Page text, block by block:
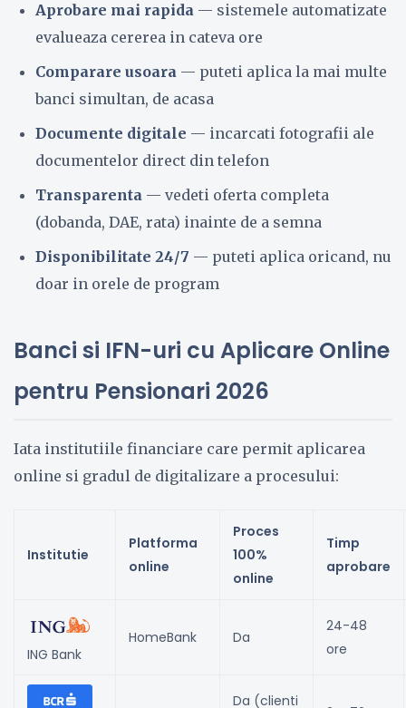
Aprobare mai rapida — sistemele automatizate
evalueaza cererea in cateva ore
Comparare usoara — puteti aplica la mai multe
banci simultan, de acasa
Documente digitale — incarcati fotografii ale
documentelor direct din telefon
Transparenta — vedeti oferta completa
(dobanda, DAE, rata) inainte de a semna
Disponibilitate 24/7 — puteti aplica oricand, nu
doar in orele de program
Banci si IFN-uri cu Aplicare Online
pentru Pensionari 2026
Iata institutiile financiare care permit aplicarea
online si gradul de digitalizare a procesului:
Institutie
Platforma
online
Proces
100%
online
Timp
aprobare
ING Bank
HomeBank Da
24-48
ore
Da (clienti